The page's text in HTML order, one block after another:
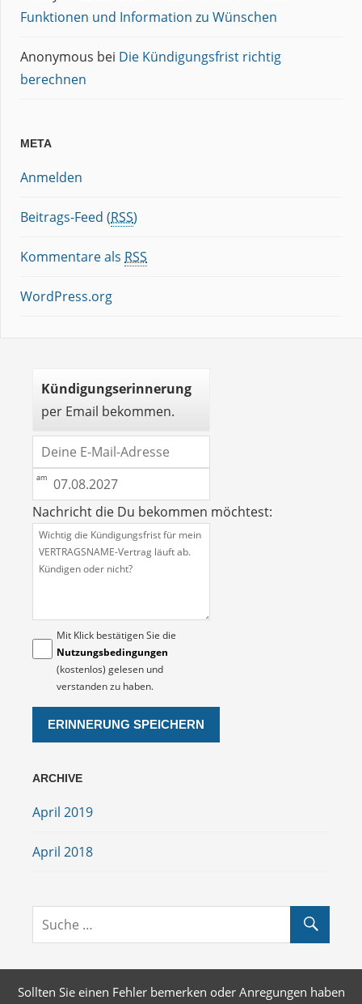
Funktionen und Information zu Wünschen
Anonymous bei Die Kündigungsfrist richtig
berechnen
META
Anmelden
Beitrags-Feed (RSS)
Kommentare als RSS
WordPress.org
Kündigungserinnerung
per Email bekommen.
Nachricht die Du bekommen möchtest:
Mit Klick bestätigen Sie die
Nutzungsbedingungen
(kostenlos) gelesen und
verstanden zu haben.
ARCHIVE
April 2019
April 2018
Sollten Sie einen Fehler bemerken oder Anregungen haben